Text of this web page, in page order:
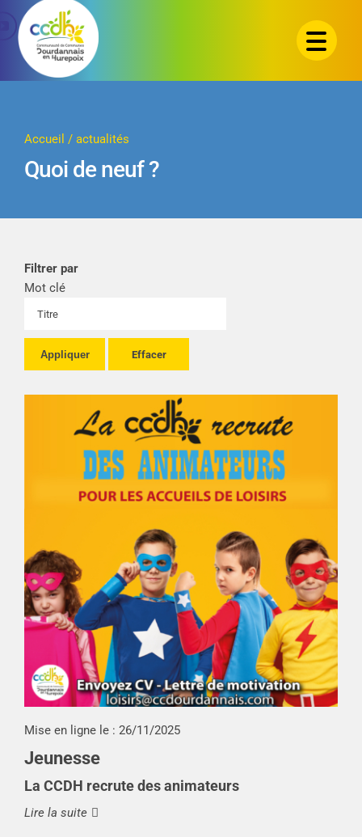
Passer
contenu
Accueil / actualités
Quoi de neuf ?
Filtrer par
Mot clé
Appliquer
Mise en ligne le : 26/11/2025
Jeunesse
La CCDH recrute des animateurs
Lire la suite